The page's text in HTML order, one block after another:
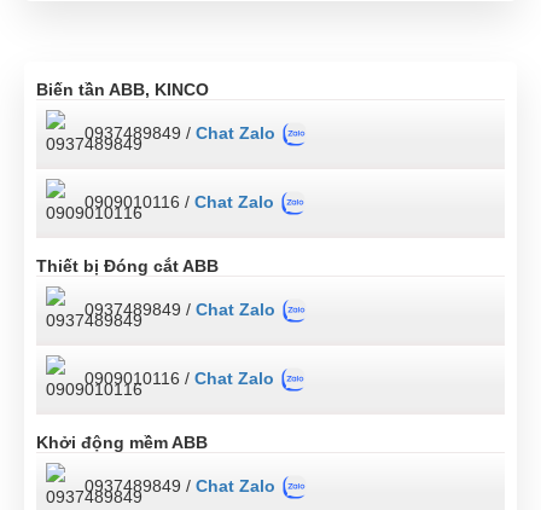
Biến tần ABB, KINCO
0937489849 / Chat Zalo
0909010116 / Chat Zalo
Thiết bị Đóng cắt ABB
0937489849 / Chat Zalo
0909010116 / Chat Zalo
Khởi động mềm ABB
0937489849 / Chat Zalo